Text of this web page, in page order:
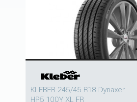
KLEBER 245/45 R18 Dynaxer
HP5 100Y XL FR